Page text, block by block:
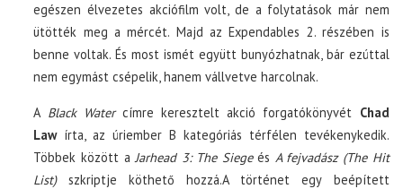
egészen élvezetes akciófilm volt, de a folytatások már nem
ütötték meg a mércét. Majd az Expendables 2. részében is
benne voltak. És most ismét együtt bunyózhatnak, bár ezúttal
nem egymást csépelik, hanem vállvetve harcolnak.
A Black Watercímre keresztelt akció forgatókönyvét Chad
Lawírta, az úriember B kategóriás térfélen tevékenykedik.
Többek között aJarhead 3: The Siegeés A fejvadász (The Hit
List)szkriptje köthető hozzá.A történet egy beépített